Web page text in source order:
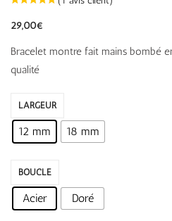
29,00€
Bracelet montre fait mains bombé
qualité
LARGEUR
12 mm 18 mm
BOUCLE
Acier Doré